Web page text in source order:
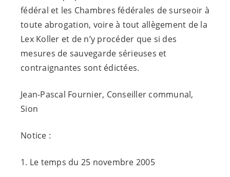
fédéral et les Chambres fédérales de surseoir à
toute abrogation, voire à tout allègement de la
Lex Koller et de n’y procéder que si des
mesures de sauvegarde sérieuses et
contraignantes sont édictées.
Jean-Pascal Fournier, Conseiller communal,
Sion
Notice :
1. Le temps du 25 novembre 2005